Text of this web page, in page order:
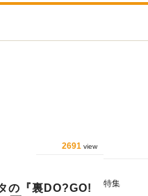
2691 view
の『裏DO?GO! 特集